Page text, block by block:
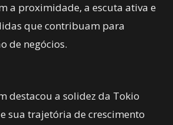
a proximidade, a escuta ativa e
que contribuam para
de negócios.
destacou a solidez da Tokio
sua trajetória de crescimento